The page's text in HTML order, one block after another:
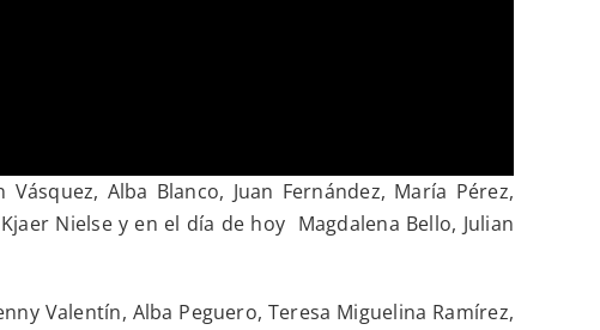
Alba Blanco, Juan Fernández, María Pérez,
Nielse y en el día de hoy Magdalena Bello, Julian
Valentín, Alba Peguero, Teresa Miguelina Ramírez,